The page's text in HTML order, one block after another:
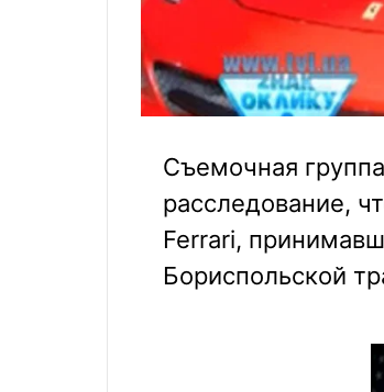
Съемочная
расследование,
Ferrari,
Бориспольской